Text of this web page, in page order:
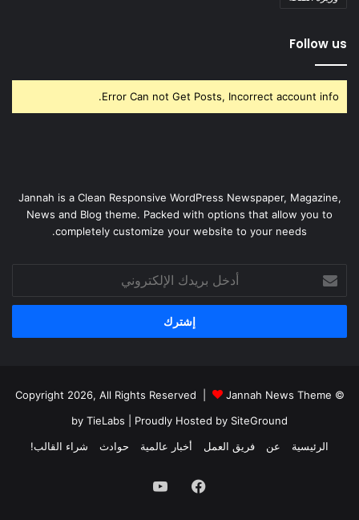
Follow us
Error Can not Get Posts, Incorrect account info.
Jannah is a Clean Responsive WordPress Newspaper, Magazine,
News and Blog theme. Packed with options that allow you to
completely customize your website to your needs.
بريدك
الإلكتروني
© Copyright 2026, All Rights Reserved |
Jannah News Theme
by TieLabs | Proudly Hosted by SiteGround
الرئيسية
عن فريق العمل أخبار عالمية حوادث شراء القالب!
فيسبوك